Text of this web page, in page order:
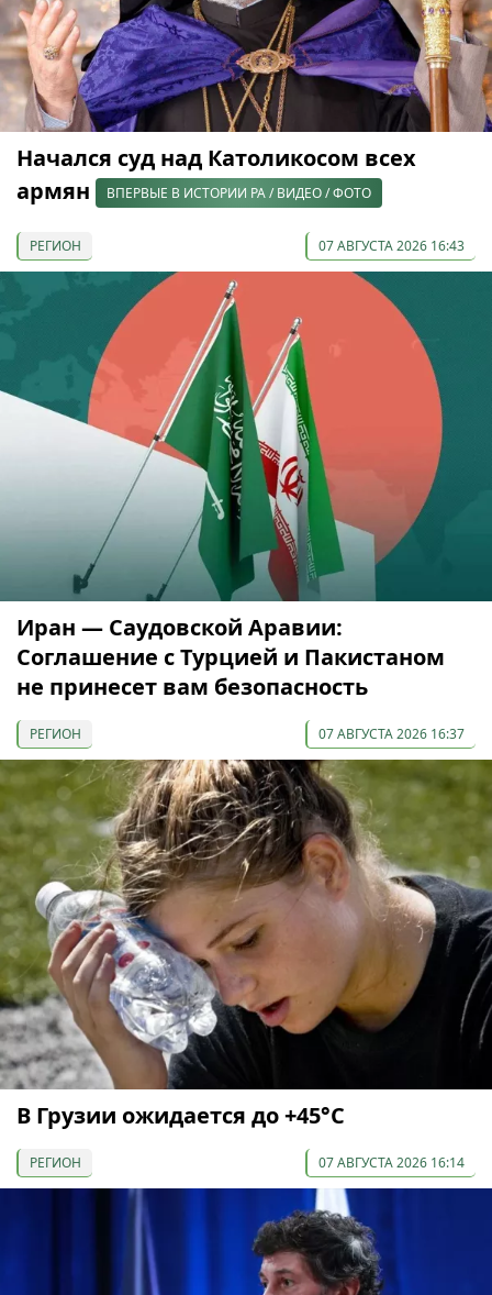
Начался суд над Католикосом всех
армян
ВПЕРВЫЕ В ИСТОРИИ РА / ВИДЕО / ФОТО
РЕГИОН 07 АВГУСТА 2026 16:43
Иран — Саудовской Аравии:
Соглашение с Турцией и Пакистаном
не принесет вам безопасность
РЕГИОН 07 АВГУСТА 2026 16:37
В Грузии ожидается до +45°С
РЕГИОН 07 АВГУСТА 2026 16:14